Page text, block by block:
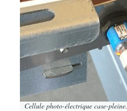
Cellule photo-électrique case-pleine.